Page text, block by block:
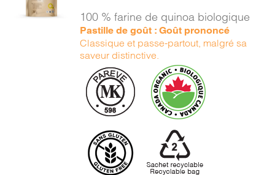
DÉTAILS 100 % farine de quinoa biologique
Pastille de goût : Goût prononcé
Classique et passe-partout, malgré sa
saveur distinctive.